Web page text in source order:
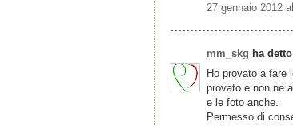
27 gennaio 2012
mm_skg ha
Ho provato a fare
provato e non ne
e le foto anche.
Permesso di